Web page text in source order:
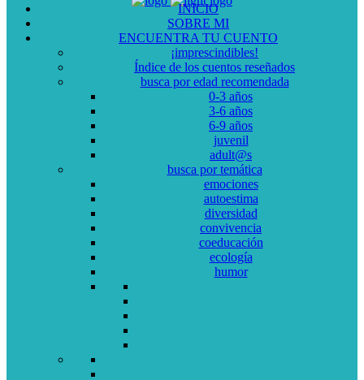
INICIO
SOBRE MI
ENCUENTRA TU CUENTO
¡imprescindibles!
Índice de los cuentos reseñados
busca por edad recomendada
0-3 años
3-6 años
6-9 años
juvenil
adult@s
busca por temática
emociones
autoestima
diversidad
convivencia
coeducación
ecología
humor